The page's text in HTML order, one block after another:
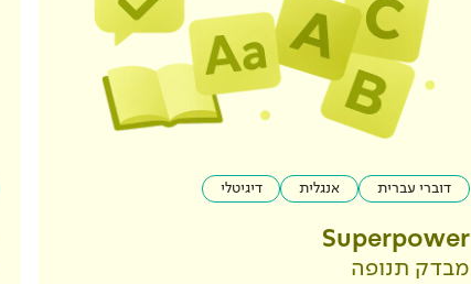
דוברי עברית אנגלית דיגיטלי
Superpower
מבדק תנופה